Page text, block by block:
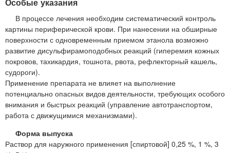
В процессе лечения необходим систематический контроль
картины периферической крови. При нанесении на обширные
поверхности с одновременным приемом этанола возможно
развитие дисульфирамоподобных реакций (гиперемия кожных
покровов, тахикардия, тошнота, рвота, рефлекторный кашель,
судороги).
Применение препарата не влияет на выполнение
потенциально опасных видов деятельности, требующих особого
внимания и быстрых реакций (управление автотранспортом,
работа с движущимися механизмами).
Форма выпуска
Раствор для наружного применения [спиртовой] 0,25 %, 1 %, 3